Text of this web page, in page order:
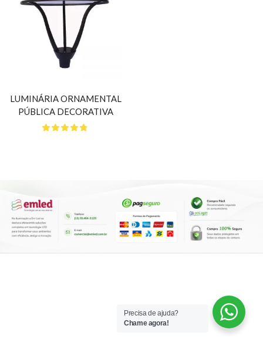
LUMINÁRIA ORNAMENTAL
PÚBLICA DECORATIVA
Precisa de ajuda?
Chame agora!